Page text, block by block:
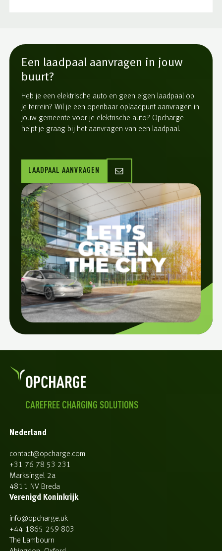
Een laadpaal aanvragen in jouw
buurt?
Heb je een elektrische auto en geen eigen laadpaal op
je terrein? Wil je een openbaar oplaadpunt aanvragen in
jouw gemeente voor je elektrische auto? Opcharge
helpt je graag bij het aanvragen van een laadpaal.
LAADPAAL AANVRAGEN
CAREFREE CHARGING SOLUTIONS
Nederland
contact@opcharge.com
+31 76 78 53 231
Marksingel 2a
4811 NV Breda
Verenigd Koninkrijk
info@opcharge.uk
+44 1865 259 803
The Lambourn